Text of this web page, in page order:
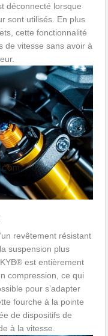
déconnecté lorsque
sont utilisés. En plus
cette fonctionnalité
de vitesse sans avoir à
revêtement résistant
suspension plus
est entièrement
compression, ce qui
pour s’adapter
fourche à la pointe
de dispositifs de
à la vitesse.